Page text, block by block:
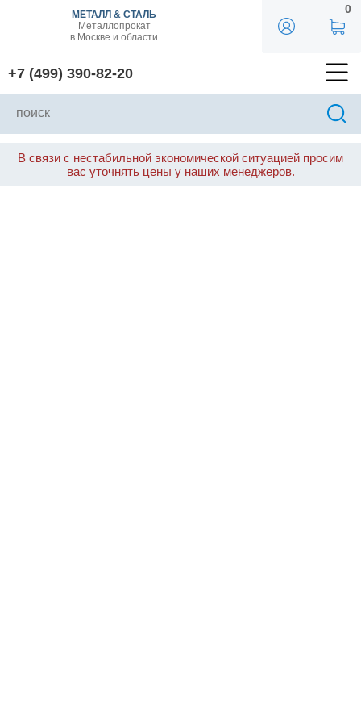
МЕТАЛЛ & СТАЛЬ
Металлопрокат
в Москве и области
+7 (499) 390-82-20
0
В связи с нестабильной экономической ситуацией просим
вас уточнять цены у наших менеджеров.